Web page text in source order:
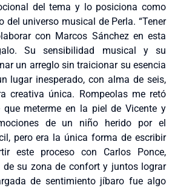
del tema y lo posiciona como
del universo musical de Perla. “Tener
con Marcos Sánchez en esta
Su sensibilidad musical y su
un arreglo sin traicionar su esencia
lugar inesperado, con alma de seis,
creativa única. Rompeolas me retó
que meterme en la piel de Vicente y
de un niño herido por el
pero era la única forma de escribir
este proceso con Carlos Ponce,
de su zona de confort y juntos lograr
de sentimiento jíbaro fue algo